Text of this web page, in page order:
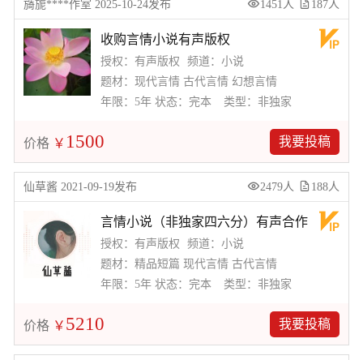
旖旎****作室 2025-10-24发布 1451人 187人
收购言情小说有声版权
授权：有声版权
频道：小说
题材：现代言情 古代言情 幻想言情
年限：5年 状态：完本 类型：非独家
价格 ￥ 1500 我要投稿
仙草酱 2021-09-19发布 2479人 188人
言情小说（非独家四六分）有声合作
授权：有声版权
频道：小说
题材：精品短篇 现代言情 古代言情
年限：5年 状态：完本 类型：非独家
价格 ￥ 5210 我要投稿